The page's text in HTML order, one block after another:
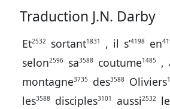
Traduction J.N. Darby
Et2532 sortant1831 , il s’4198 en
selon2596 sa3588 coutume1485 ,
montagne3735 des3588 Oliviers
les3588 disciples3101 aussi2532 le
Nous
contacter
Signaler
une
erreur